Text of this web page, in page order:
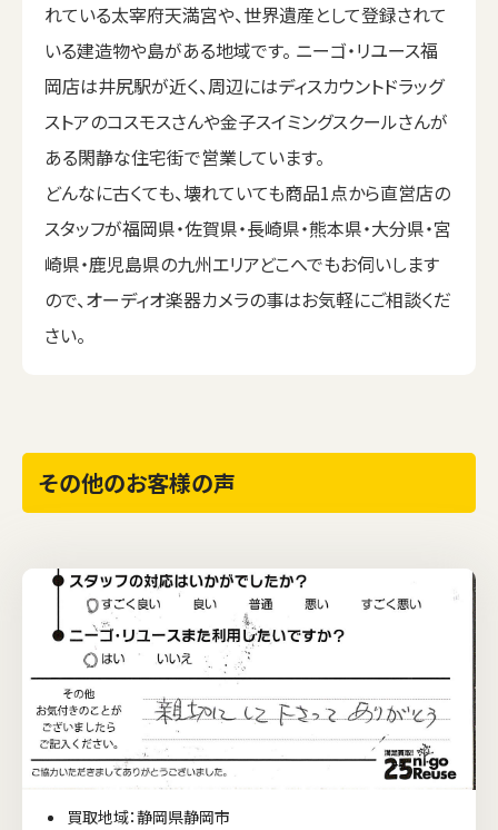
れている太宰府天満宮や、世界遺産として登録されて
いる建造物や島がある地域です。 ニーゴ・リユース福
岡店は井尻駅が近く、周辺にはディスカウントドラッグ
ストアのコスモスさんや金子スイミングスクールさんが
ある閑静な住宅街で営業しています。
どんなに古くても、壊れていても商品1点から直営店の
スタッフが福岡県・佐賀県・長崎県・熊本県・大分県・宮
崎県・鹿児島県の九州エリアどこへでもお伺いします
ので、オーディオ楽器カメラの事はお気軽にご相談くだ
さい。
その他のお客様の声
買取地域：静岡県静岡市